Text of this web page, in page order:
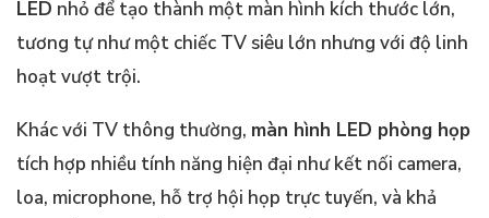
LED nhỏ để tạo thành một màn hình kích thước lớn,
tương tự như một chiếc TV siêu lớn nhưng với độ linh
hoạt vượt trội.
Khác với TV thông thường, màn hình LED phòng họp
tích hợp nhiều tính năng hiện đại như kết nối camera,
loa, microphone, hỗ trợ hội họp trực tuyến, và khả